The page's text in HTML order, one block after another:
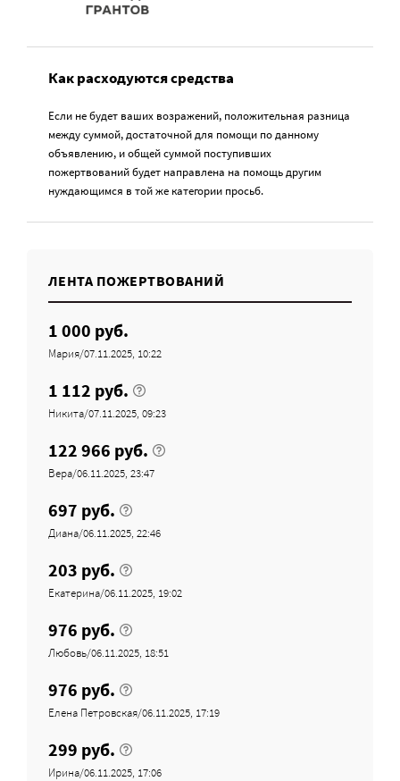
Как расходуются средства
Если не будет ваших возражений, положительная разница
между суммой, достаточной для помощи по данному
объявлению, и общей суммой поступивших
пожертвований будет направлена на помощь другим
нуждающимся в той же категории просьб.
ЛЕНТА ПОЖЕРТВОВАНИЙ
1 000 руб.
Мария/07.11.2025, 10:22
1 112 руб.
Никита/07.11.2025, 09:23
122 966 руб.
Вера/06.11.2025, 23:47
697 руб.
Диана/06.11.2025, 22:46
203 руб.
Екатерина/06.11.2025, 19:02
976 руб.
Любовь/06.11.2025, 18:51
976 руб.
Елена Петровская/06.11.2025, 17:19
299 руб.
Ирина/06.11.2025, 17:06